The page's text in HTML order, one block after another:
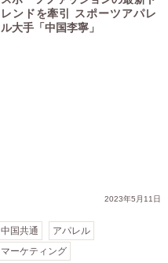
レンドを牽引 スポーツアパレ
ル大手「中国李寧」
2023年5月11日
中国共通
アパレル
マーケティング